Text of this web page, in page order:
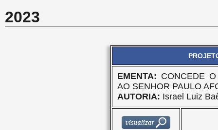
2023
EMENTA: CONCEDE
AO SENHOR PAULO
AUTORIA: Israel Luiz